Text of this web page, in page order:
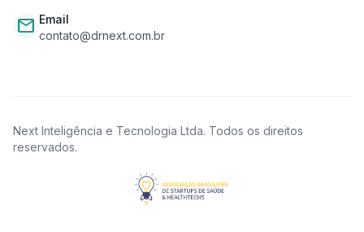
mail Email
contato@drnext.com.br
Next Inteligência e Tecnologia Ltda. Todos os direitos
reservados.